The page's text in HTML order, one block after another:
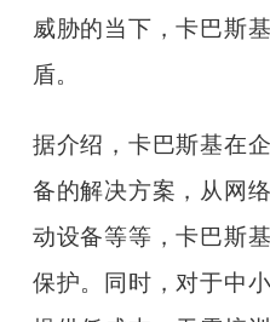
威胁的当下，卡巴斯
盾。
据介绍，卡巴斯基在
备的解决方案，从网
动设备等等，卡巴斯
保护。同时，对于中